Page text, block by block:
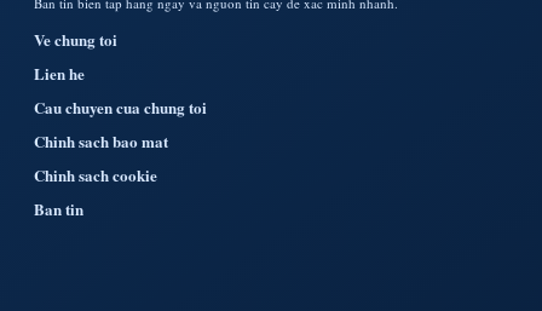
Ve chung toi
Lien he
Cau chuyen cua chung toi
Chinh sach bao mat
Chinh sach cookie
Ban tin